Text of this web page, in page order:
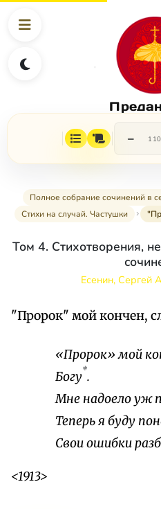
−
Полное собрание сочинений в
Стихи на случай. Частушки
Том 4. Стихотворения,
Есенин, Сергей
"Пророк" мой кончен,
«Пророк» мой
Богу*.
Мне надоело уж
Теперь я буду
Свои ошибки
<1913>